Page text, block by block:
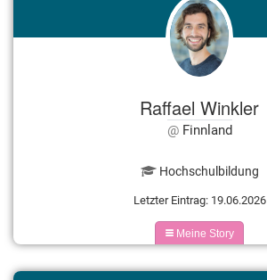
Raffael Winkler
Finnland
Hochschulbildung
Letzter Eintrag: 19.06.2026
Meine Story